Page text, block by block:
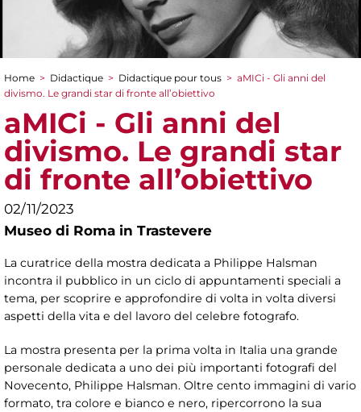
You are here
Home > Didactique > Didactique pour tous > aMICi - Gli anni del
divismo. Le grandi star di fronte all’obiettivo
aMICi - Gli anni del
divismo. Le grandi star
di fronte all’obiettivo
02/11/2023
Museo di Roma in Trastevere
La curatrice della mostra dedicata a Philippe Halsman
incontra il pubblico in un ciclo di appuntamenti speciali a
tema, per scoprire e approfondire di volta in volta diversi
aspetti della vita e del lavoro del celebre fotografo.
La mostra presenta per la prima volta in Italia una grande
personale dedicata a uno dei più importanti fotografi del
Novecento, Philippe Halsman. Oltre cento immagini di vario
formato, tra colore e bianco e nero, ripercorrono la sua